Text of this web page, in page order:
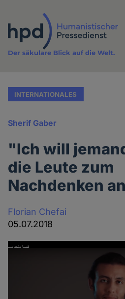
Inhalt
Der säkulare Blick auf die Welt.
INTERNATIONALES
Sherif Gaber
"Ich will
die Leute zum
Nachdenken
Florian Chefai
05.07.2018